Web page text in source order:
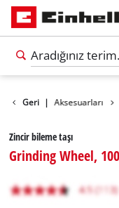
Geri |
Bahçe Aksesuarları
Zincir bileme taşı
Grinding Wheel,